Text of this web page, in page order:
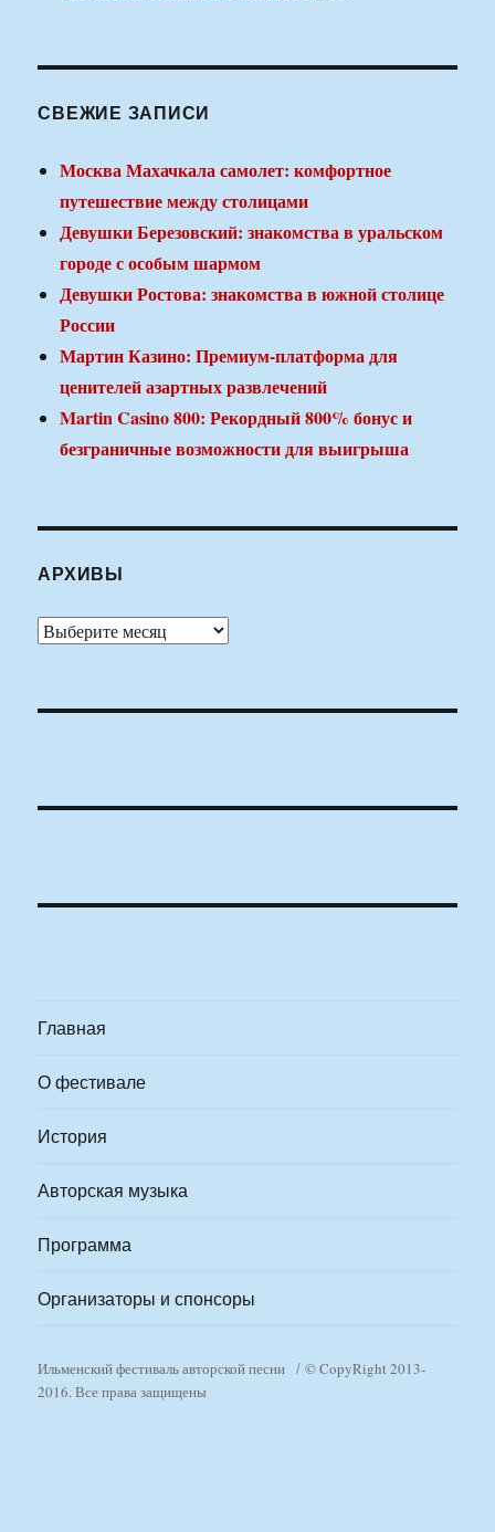
СВЕЖИЕ ЗАПИСИ
Москва Махачкала самолет: комфортное
путешествие между столицами
Девушки Березовский: знакомства в уральском
городе с особым шармом
Девушки Ростова: знакомства в южной столице
России
Мартин Казино: Премиум-платформа для
ценителей азартных развлечений
Martin Casino 800: Рекордный 800% бонус и
безграничные возможности для выигрыша
АРХИВЫ
Архивы
Главная
О фестивале
История
Авторская музыка
Программа
Организаторы и спонсоры
Ильменский фестиваль авторской песни
© CopyRight 2013-
2016. Все права защищены